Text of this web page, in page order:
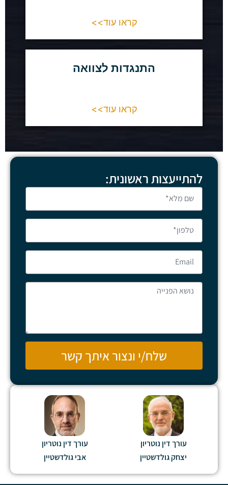
קראו עוד>>
התנגדות לצוואה
קראו עוד>>
להתייעצות ראשונית:
שלח/י ונצור איתך קשר
עורך דין נוטריון
יצחק גולדשטיין
עורך דין נוטריון
אבי גולדשטיין